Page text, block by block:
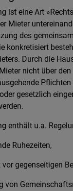
ist eine Art
Mieter
des
konkretisiert
Durch die
nicht über
gesetzlich
enthält u.a.
Ruhezeiten,
vor gegenseitigen
von